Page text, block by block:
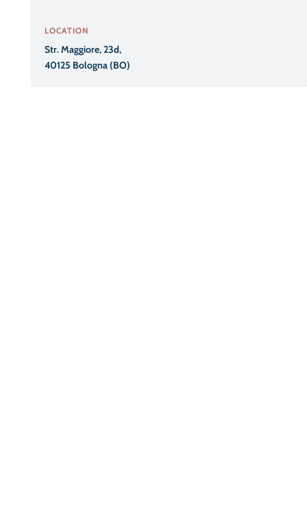
LOCATION
Str. Maggiore, 23d,
40125 Bologna (BO)